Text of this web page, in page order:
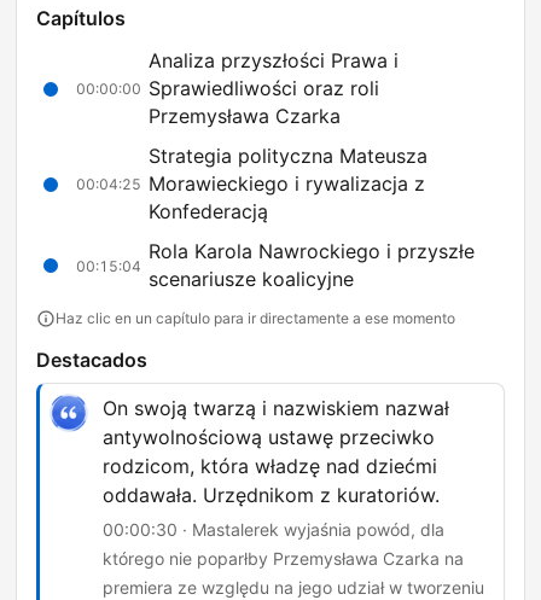
Capítulos
00:00:00
Analiza przyszłości Prawa i
Sprawiedliwości oraz roli
Przemysława Czarka
00:04:25
Strategia polityczna Mateusza
Morawieckiego i rywalizacja z
Konfederacją
00:15:04
Rola Karola Nawrockiego i przyszłe
scenariusze koalicyjne
Haz clic en un capítulo para ir directamente a ese momento
Destacados
On swoją twarzą i nazwiskiem nazwał
antywolnościową ustawę przeciwko
rodzicom, która władzę nad dziećmi
oddawała. Urzędnikom z kuratoriów.
00:00:30 · Mastalerek wyjaśnia powód, dla
którego nie poparłby Przemysława Czarka na
premiera ze względu na jego udział w tworzeniu